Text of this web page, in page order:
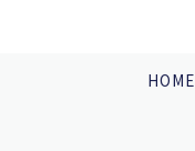
HOME